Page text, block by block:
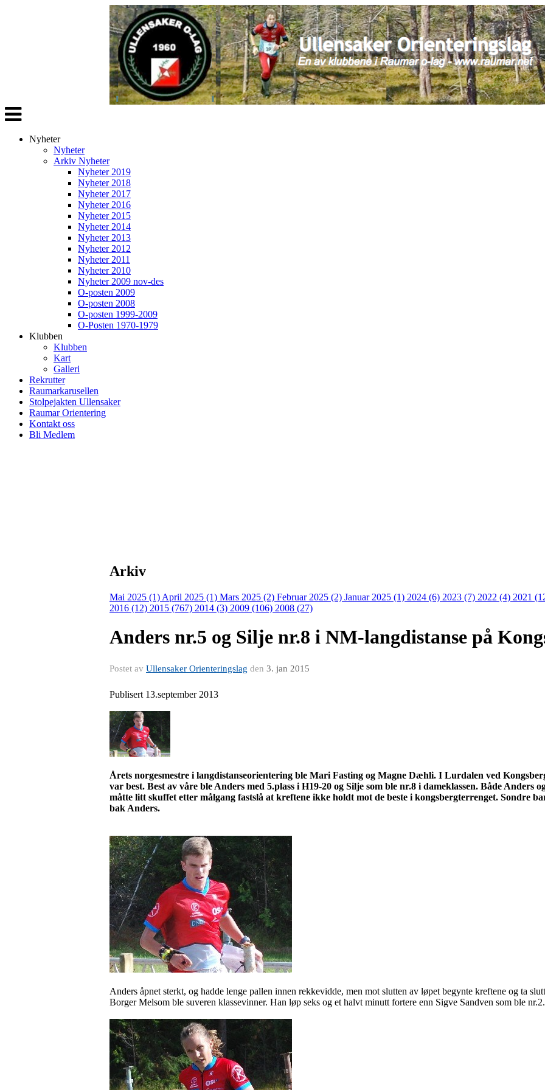
Veksle
navigasjon
Nyheter
Nyheter
Arkiv Nyheter
Nyheter 2019
Nyheter 2018
Nyheter 2017
Nyheter 2016
Nyheter 2015
Nyheter 2014
Nyheter 2013
Nyheter 2012
Nyheter 2011
Nyheter 2010
Nyheter 2009 nov-des
O-posten 2009
O-posten 2008
O-posten 1999-2009
O-Posten 1970-1979
Klubben
Klubben
Kart
Galleri
Rekrutter
Raumarkarusellen
Stolpejakten Ullensaker
Raumar Orientering
Kontakt oss
Bli Medlem
Arkiv
Mai 2025 (1) April 2025 (1) Mars 2025 (2) Februar 2025 (2) Januar 2025 (1) 2024 (6) 2023 (7) 2022 (4) 2021
2016 (12) 2015 (767) 2014 (3) 2009 (106) 2008 (27)
Anders nr.5 og Silje nr.8 i NM-langdistanse på
Postet av Ullensaker Orienteringslag den 3. jan 2015
Publisert 13.september 2013
Årets norgesmestre i langdistanseorientering ble Mari Fasting og Magne Dæhli. I Lurdalen ved
var best. Best av våre ble Anders med 5.plass i H19-20 og Silje som ble nr.8 i dameklassen. Både Anders
måtte litt skuffet etter målgang fastslå at kreftene ikke holdt mot de beste i kongsbergterrenget. Sondre
bak Anders.
Anders åpnet sterkt, og hadde lenge pallen innen rekkevidde, men mot slutten av løpet begynte kreftene og ta
BorgerMelsom ble suveren klassevinner. Han løp seks og et halvt minutt fortere enn Sigve Sandven som ble